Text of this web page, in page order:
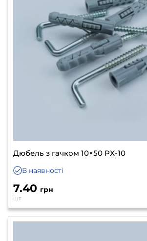
Дюбель з гачком 10×50 PX-10
В наявності
7.40 грн
шт